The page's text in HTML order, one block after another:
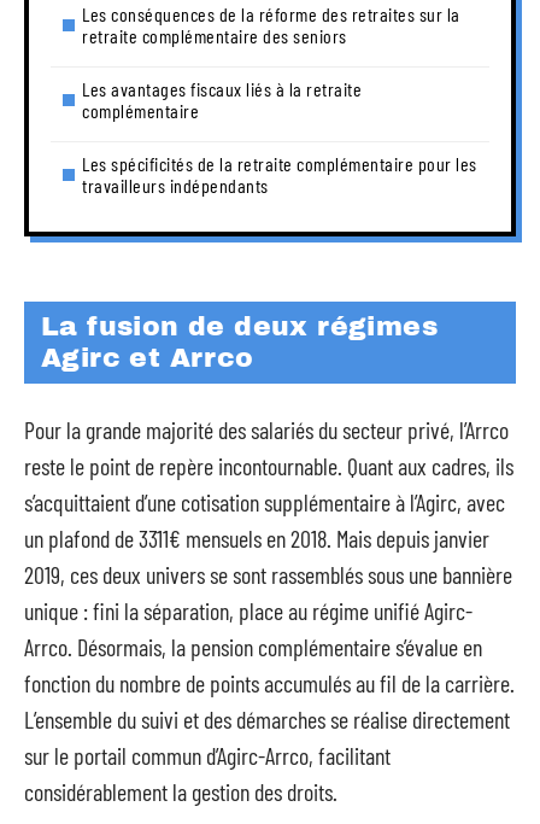
Les conséquences de la réforme des retraites sur la
retraite complémentaire des seniors
Les avantages fiscaux liés à la retraite
complémentaire
Les spécificités de la retraite complémentaire pour les
travailleurs indépendants
La fusion de deux régimes
Agirc et Arrco
Pour la grande majorité des salariés du secteur privé, l’Arrco
reste le point de repère incontournable. Quant aux cadres, ils
s’acquittaient d’une cotisation supplémentaire à l’Agirc, avec
un plafond de 3311€ mensuels en 2018. Mais depuis janvier
2019, ces deux univers se sont rassemblés sous une bannière
unique : fini la séparation, place au régime unifié Agirc-
Arrco. Désormais, la pension complémentaire s’évalue en
fonction du nombre de points accumulés au fil de la carrière.
L’ensemble du suivi et des démarches se réalise directement
sur le portail commun d’Agirc-Arrco, facilitant
considérablement la gestion des droits.